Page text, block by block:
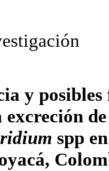
y posibles
spp